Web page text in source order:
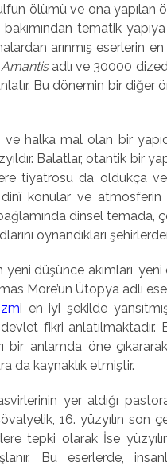
ölümü ve ona yapılan
tematik
arınmış eserlerin
adlı ve 30000
Bu dönemin bir diğer
ve halka mal olan bir
Balatlar, otantik bir
tiyatrosu da oldukça
konular ve atmosferin
dinsel
oynandıkları
yeni düşünce akımları,
More’un Ütopya adlı
i en iyi şekilde
fikri anlatılmaktadır.
bir anlamda öne
da kaynaklık etmiştir.
yer aldığı
16. yüzyılın son
tepki olarak İse
Bu eserlerde,